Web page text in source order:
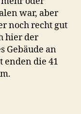
war, aber
noch recht gut
hier der
Gebäude an
enden die 41